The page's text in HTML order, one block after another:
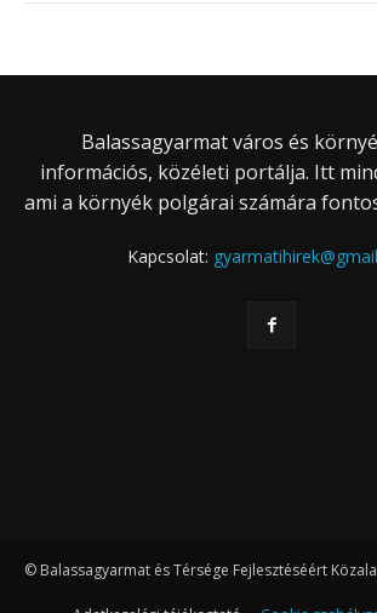
Balassagyarmat város és
információs, közéleti portálja. Itt
ami a környék polgárai számára
Kapcsolat:
© Balassagyarmat és Térsége Fejlesztéséért